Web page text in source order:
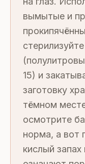
вымытые и
15) и
заготовку
тёмном
осмотрите
норма, а вот
кислый